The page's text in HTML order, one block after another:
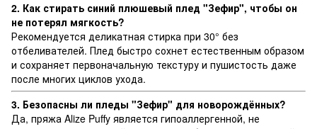
2. Как стирать синий плюшевый плед "Зефир", чтобы он
не потерял мягкость?
Рекомендуется деликатная стирка при 30° без
отбеливателей. Плед быстро сохнет естественным образом
и сохраняет первоначальную текстуру и пушистость даже
после многих циклов ухода.
3. Безопасны ли пледы "Зефир" для новорождённых?
Да, пряжа Alize Puffy является гипоаллергенной, не